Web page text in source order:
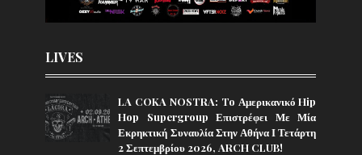
LIVES
LA COKA NOSTRA: To Αμερικανικό Hip
Hop Supergroup Επιστρέφει Με Μία
Εκρηκτική Συναυλία Στην Αθήνα Ι Τετάρτη
2 Σεπτεμβρίου 2026, ARCH CLUB!